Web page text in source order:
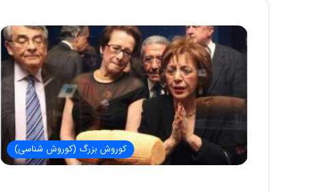
کوروش بزرگ (کوروش شناسی)